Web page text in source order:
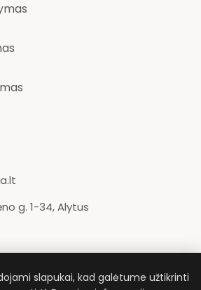
g. 1-34, Alytus
slapukai, kad galėtume užtikrinti